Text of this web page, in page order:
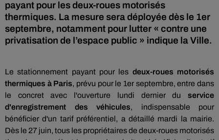
payant pour les deux-roues motorisés
thermiques. La mesure sera déployée dès le 1er
septembre, notamment pour lutter « contre une
privatisation de l’espace public » indique la Ville.
Le stationnement payant pour les deux-roues motorisés
thermiques à Paris, prévu pour le 1er septembre, entre dans
le concret avec l'ouverture lundi dernier du service
d'enregistrement des véhicules, indispensable pour
bénéficier d'un tarif préférentiel, a détaillé mardi la mairie.
Dès le 27 juin, tous les propriétaires de deux-roues motorisés